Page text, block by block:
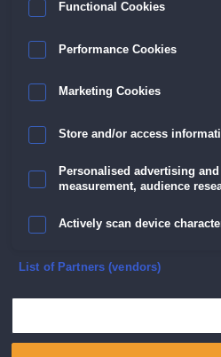
Functional Cookies
Performance Cookies
Marketing Cookies
Store and/or access
Personalised advertising
measurement, audience
Actively scan device
Ensure security, prevent
List of Partners (vendors)